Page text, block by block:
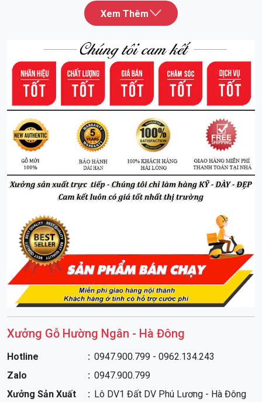
- Hàng được kiểm tra mộc trước khi hoàn thiện
5.6 triệu ( đã bao gồm công hoàn thiện, lắp đặt tại nội
thành )
Sản phẩm làm từ gỗ sồi chọn lọc, dày dặn, gỗ được hấp sấy
chống mối mọt
Xưởng còn nhiều mặt hàng nội thất như bàn thờ, giường, tủ,
bàn thờ gỗ Mít, Gụ, Xoan đào ... xin mời quý khách đến tham
quan và mua hàng
Chúng tôi đảm bảo về gỗ, chất lượng và giá cả -Xưởng sản
xuất - giá xuất xưởng
Xưởng Gỗ Hường Ngân - Hà Đông
Hotline
0947.900.799 - 0962.134.243
Zalo
0947.900.799
Xưởng Sản Xuất
Lô DV1 Đất DV Phú Lương - Hà Đông